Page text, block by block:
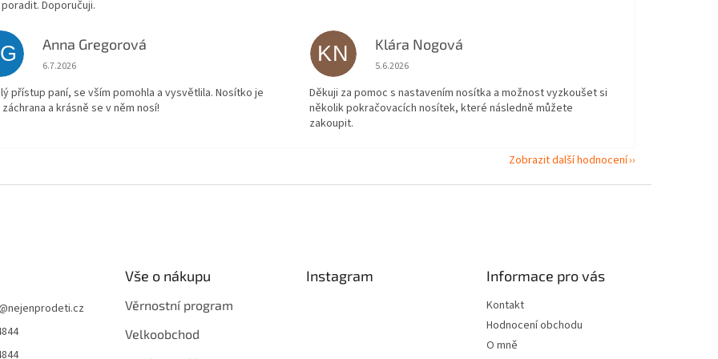
Doporučuji.
Anna Gregorová
Hodnocení obchodu je 5 z 5 hvězdiček.
6.7.2026
přístup paní, se vším pomohla a vysvětlila. Nosítko je
a krásně se v něm nosí!
KN Klára Nogová
Hodnocení obchodu je 5 z 5 hvězdiček.
5.6.2026
Děkuji za pomoc s nastavením nosítka a možnost vyzkoušet si
několik pokračovacích nosítek, které následně můžete
zakoupit.
Zobrazit další hodnocení
nejenprodeti.cz
Vše o nákupu
Věrnostní program
Velkoobchod
Instagram Informace pro vás
Kontakt
Hodnocení obchodu
O mně